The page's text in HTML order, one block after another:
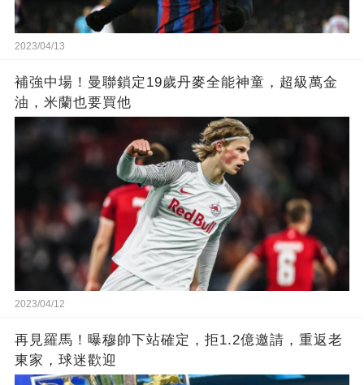
2023/04/13
補強中場！曼聯鎖定19歲丹麥全能神童，超級萬金
油，米蘭也要買他
2023/04/12
再見羅馬！曝穆帥下站確定，拒1.2億邀請，重返老
東家，球迷歡迎